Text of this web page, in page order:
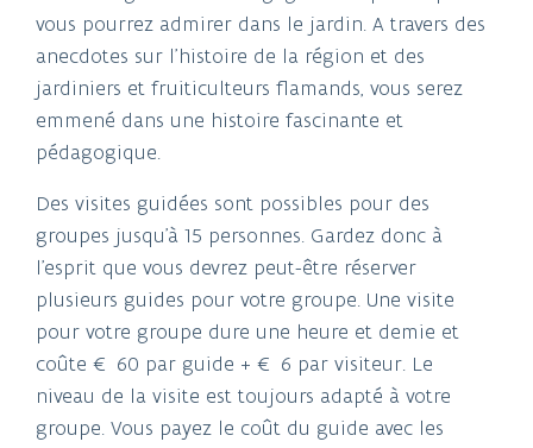
vous pourrez admirer dans le jardin. A travers des
anecdotes sur l'histoire de la région et des
jardiniers et fruiticulteurs flamands, vous serez
emmené dans une histoire fascinante et
pédagogique.
Des visites guidées sont possibles pour des
groupes jusqu'à 15 personnes. Gardez donc à
l'esprit que vous devrez peut-être réserver
plusieurs guides pour votre groupe. Une visite
pour votre groupe dure une heure et demie et
coûte € 60 par guide + € 6 par visiteur. Le
niveau de la visite est toujours adapté à votre
groupe. Vous payez le coût du guide avec les